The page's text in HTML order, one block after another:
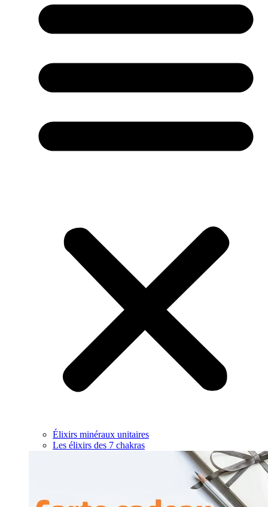
Élixirs minéraux unitaires
Les élixirs des 7 chakras